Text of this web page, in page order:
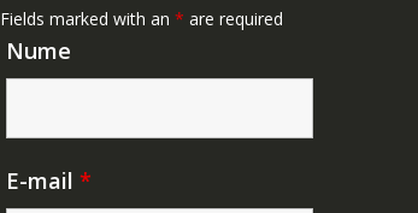
Fields marked with an * are required
Nume
E-mail *